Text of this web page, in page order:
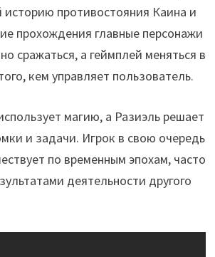
противостояния Каина и
прохождения главные персонажи
сражаться, а геймплей меняться в
кем управляет пользователь.
магию, а Разиэль решает
и задачи. Игрок в свою очередь
по временным эпохам, часто
деятельности другого